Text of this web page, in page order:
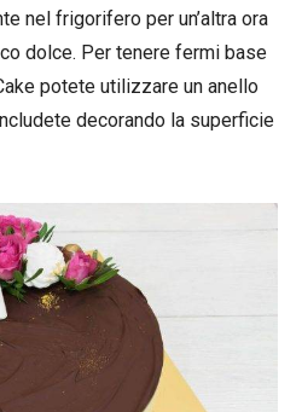
nel frigorifero per un’altra ora
dolce. Per tenere fermi base
potete utilizzare un anello
decorando la superficie